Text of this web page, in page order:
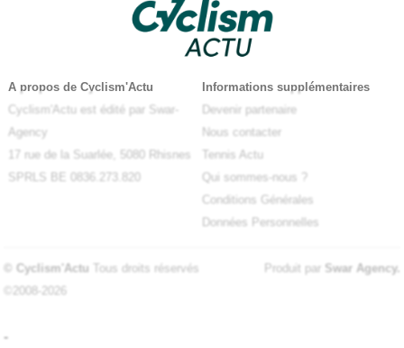
A propos de Cyclism'Actu
Cyclism'Actu est édité par Swar-
Agency
17 rue de la Suarlée, 5080 Rhisnes
SPRLS BE 0836.273.820
Informations supplémentaires
Devenir partenaire
Nous contacter
Tennis Actu
Qui sommes-nous ?
Conditions Générales
Données Personnelles
© Cyclism'Actu Tous droits réservés
©2008-2026
Produit par Swar Agency.
-